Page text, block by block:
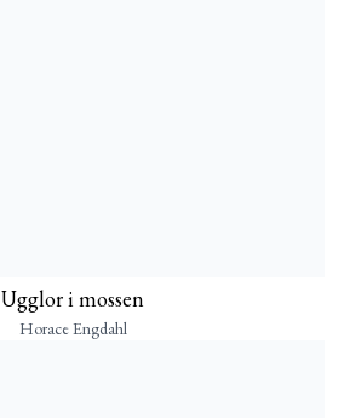
Ugglor i mossen
Horace Engdahl